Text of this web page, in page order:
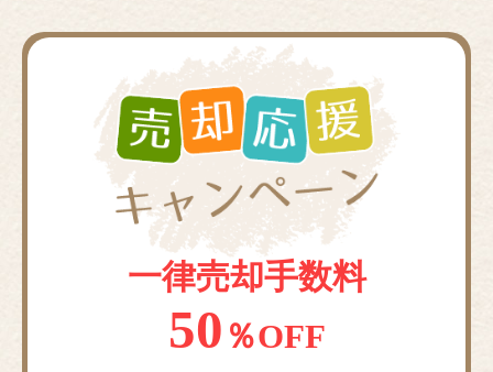
一律売却手数料
50 ％OFF